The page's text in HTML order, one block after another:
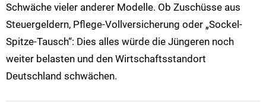
Schwäche vieler anderer Modelle. Ob Zuschüsse aus
Steuergeldern, Pflege-Vollversicherung oder „Sockel-
Spitze-Tausch“: Dies alles würde die Jüngeren noch
weiter belasten und den Wirtschaftsstandort
Deutschland schwächen.